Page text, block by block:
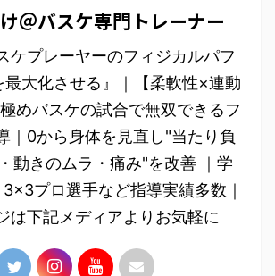
＠バスケ専門トレーナー
ケプレーヤーのフィジカルパフ
最大化させる』｜【柔軟性×連動
めバスケの試合で無双できるフ
｜0から身体を見直し"当たり負
動きのムラ・痛み"を改善 ｜学
プロ選手など指導実績多数｜
は下記メディアよりお気軽に